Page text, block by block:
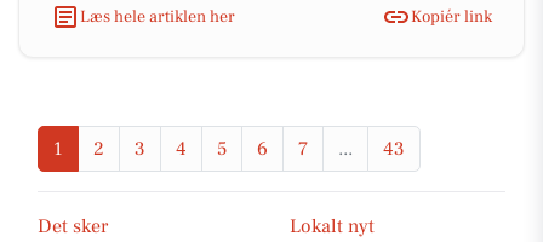
Læs hele artiklen her
Kopiér link
1 2 3 4 5 6 7 ... 43
Det sker
Lokalt nyt